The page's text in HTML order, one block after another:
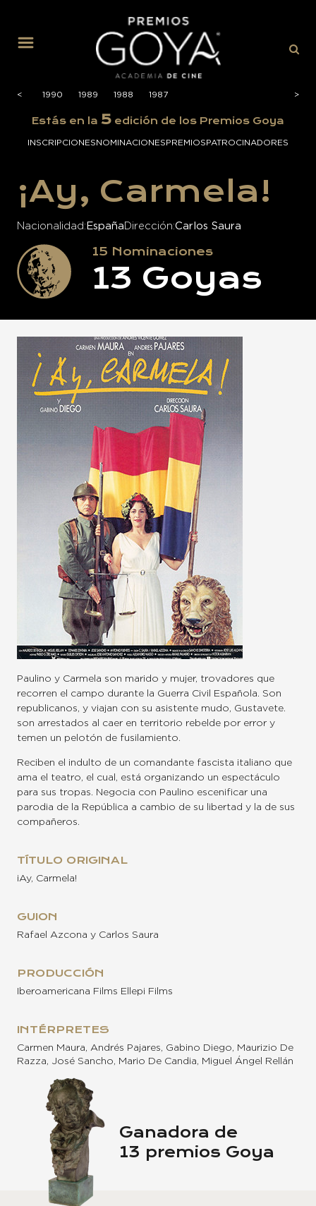
<
<
1991 1990 1989 1988 1987 >
>
Estás en la 5 edición de los Premios Goya
INSCRIPCIONESNOMINACIONESPREMIOSPATROCINADORES
¡Ay, Carmela!
Nacionalidad España Dirección Carlos Saura
15 Nominaciones
13 Goyas
Paulino y Carmela son marido y mujer, trovadores que
recorren el campo durante la Guerra Civil Española. Son
republicanos, y viajan con su asistente mudo, Gustavete.
son arrestados al caer en territorio rebelde por error y
temen un pelotón de fusilamiento.
Reciben el indulto de un comandante fascista italiano que
ama el teatro, el cual, está organizando un espectáculo
para sus tropas. Negocia con Paulino escenificar una
parodia de la República a cambio de su libertad y la de sus
compañeros.
TÍTULO ORIGINAL
¡Ay, Carmela!
GUION
Rafael Azcona y Carlos Saura
PRODUCCIÓN
Iberoamericana Films Ellepi Films
INTÉRPRETES
Carmen Maura, Andrés Pajares, Gabino Diego, Maurizio De
Razza, José Sancho, Mario De Candia, Miguel Ángel Rellán
Ganadora de
13 premios Goya